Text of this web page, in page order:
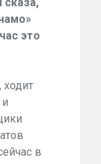
это
ходит
в